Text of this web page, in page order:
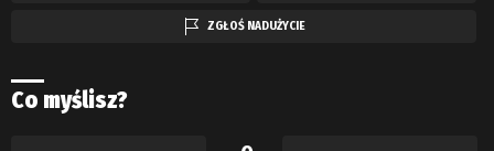
ZGŁOŚ NADUŻYCIE
Co myślisz?